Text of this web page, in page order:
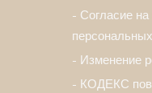
Согласие на
Изменение
КОДЕКС